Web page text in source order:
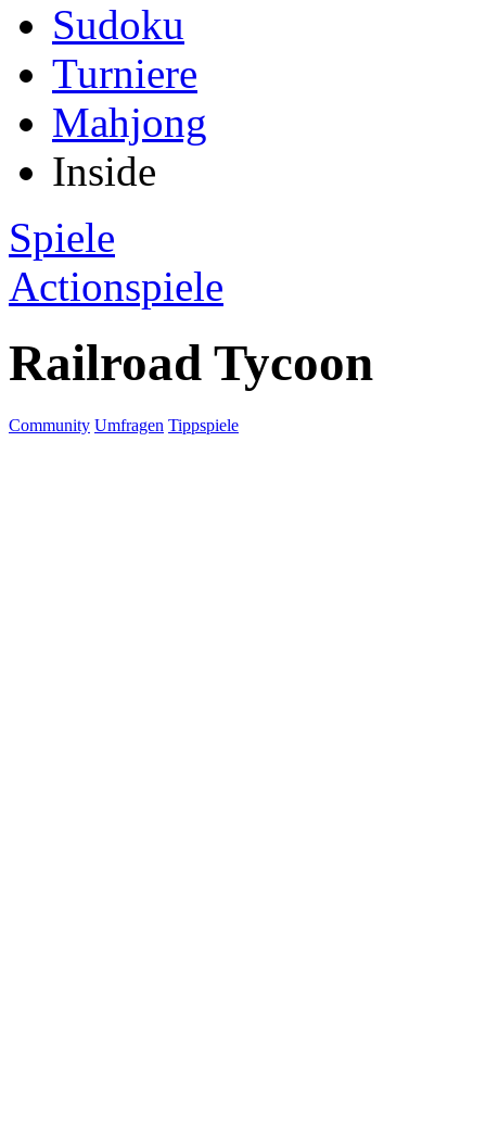
Sudoku
Turniere
Mahjong
Inside
Spiele
Actionspiele
Railroad Tycoon
Community Umfragen Tippspiele